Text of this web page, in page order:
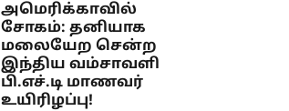
அமெரிக்காவில்
சோகம்: தனியாக
மலையேற சென்ற
இந்திய வம்சாவளி
பி.எச்.டி மாணவர்
உயிரிழப்பு!